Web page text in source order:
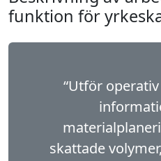
funktion för
“Utför
skattade